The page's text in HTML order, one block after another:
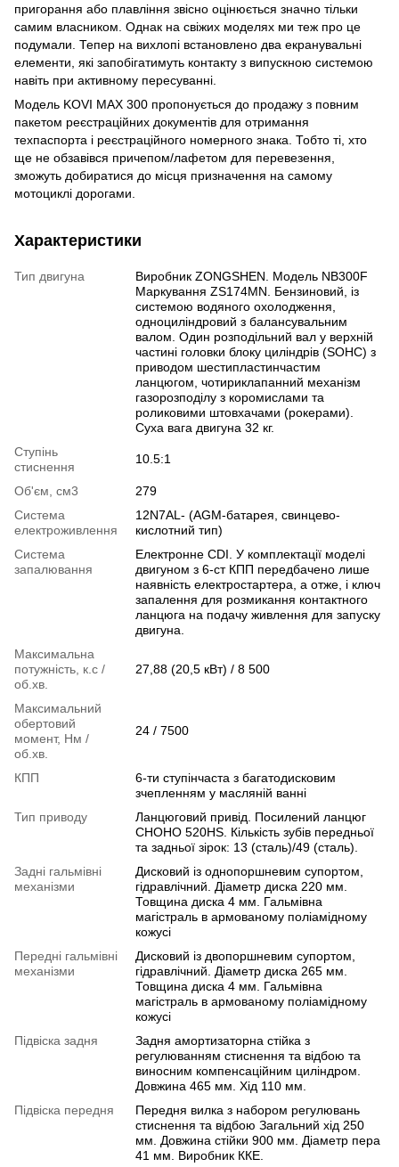
пригорання або плавління звісно оцінюється значно тільки
самим власником. Однак на свіжих моделях ми теж про це
подумали. Тепер на вихлопі встановлено два екранувальні
елементи, які запобігатимуть контакту з випускною системою
навіть при активному пересуванні.
Модель KOVI MAX 300 пропонується до продажу з повним
пакетом реєстраційних документів для отримання
техпаспорта і реєстраційного номерного знака. Тобто ті, хто
ще не обзавівся причепом/лафетом для перевезення,
зможуть добиратися до місця призначення на самому
мотоциклі дорогами.
Характеристики
Тип двигуна
Виробник ZONGSHEN. Модель NB300F
Маркування ZS174MN. Бензиновий, із
системою водяного охолодження,
одноциліндровий з балансувальним
валом. Один розподільний вал у верхній
частині головки блоку циліндрів (SOHC) з
приводом шестипластинчастим
ланцюгом, чотириклапанний механізм
газорозподілу з коромислами та
роликовими штовхачами (рокерами).
Суха вага двигуна 32 кг.
Ступінь
стиснення
10.5:1
Об'єм, см3
279
Система
електроживлення
12N7AL- (AGM-батарея, свинцево-
кислотний тип)
Система
запалювання
Електронне СDI. У комплектації моделі
двигуном з 6-ст КПП передбачено лише
наявність електростартера, а отже, і ключ
запалення для розмикання контактного
ланцюга на подачу живлення для запуску
двигуна.
Максимальна
потужність, к.с /
об.хв.
27,88 (20,5 кВт) / 8 500
Максимальний
обертовий
момент, Нм /
об.хв.
24 / 7500
КПП
6-ти ступінчаста з багатодисковим
зчепленням у масляній ванні
Тип приводу
Ланцюговий привід. Посилений ланцюг
СHOHO 520HS. Кількість зубів передньої
та задньої зірок: 13 (сталь)/49 (сталь).
Задні гальмівні
механізми
Дисковий із однопоршневим супортом,
гідравлічний. Діаметр диска 220 мм.
Товщина диска 4 мм. Гальмівна
магістраль в армованому поліамідному
кожусі
Передні гальмівні
механізми
Дисковий із двопоршневим супортом,
гідравлічний. Діаметр диска 265 мм.
Товщина диска 4 мм. Гальмівна
магістраль в армованому поліамідному
кожусі
Підвіска задня
Задня амортизаторна стійка з
регулюванням стиснення та відбою та
виносним компенсаційним циліндром.
Довжина 465 мм. Хід 110 мм.
Підвіска передня
Передня вилка з набором регулювань
стиснення та відбою Загальний хід 250
мм. Довжина стійки 900 мм. Діаметр пера
41 мм. Виробник ККЕ.